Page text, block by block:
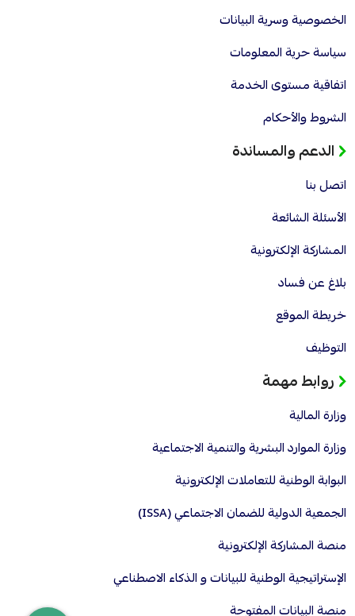
الخصوصية وسرية البيانات
سياسة حرية المعلومات
اتفاقية مستوى الخدمة
الشروط والأحكام
الدعم والمساندة
اتصل بنا
الأسئلة الشائعة
المشاركة الإلكترونية
بلاغ عن فساد
خريطة الموقع
التوظيف
روابط مهمة
وزارة المالية
وزارة الموارد البشرية والتنمية الاجتماعية
البوابة الوطنية للتعاملات الإلكترونية
الجمعية الدولية للضمان الاجتماعي (ISSA)
منصة المشاركة الإلكترونية
الإستراتيجية الوطنية للبيانات و الذكاء الاصطناعي
منصة البيانات المفتوحة